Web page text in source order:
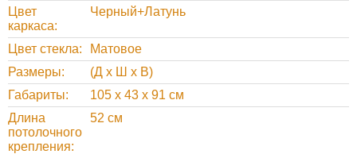
Цвет
каркаса
Черный+Латунь
Цвет стекла
Матовое
Размеры
(Д х Ш х В)
Габариты
105 х 43 х 91 см
Длина
потолочного
крепления
52 см